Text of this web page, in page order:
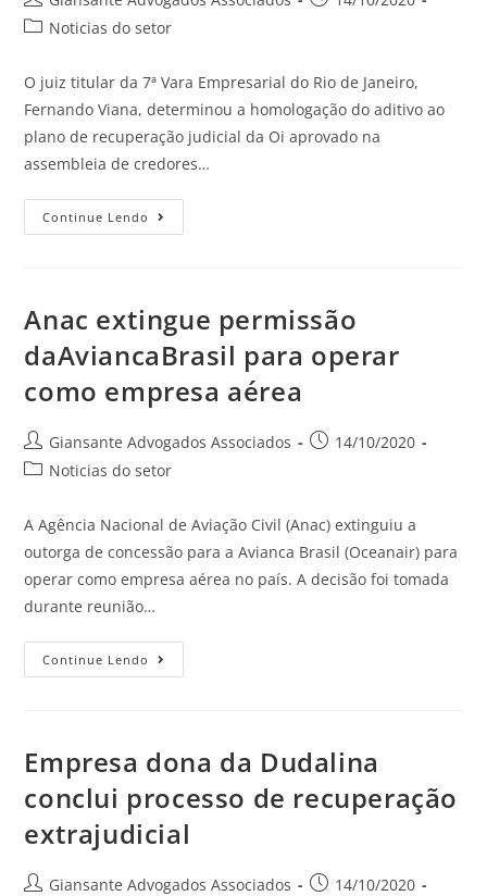
Noticias do setor
O juiz titular da 7ª Vara Empresarial do Rio de Janeiro,
Fernando Viana, determinou a homologação do aditivo ao
plano de recuperação judicial da Oi aprovado na
assembleia de credores…
Continue Lendo
Anac extingue permissão
daAviancaBrasil para operar
como empresa aérea
Giansante Advogados Associados
14/10/2020
Noticias do setor
A Agência Nacional de Aviação Civil (Anac) extinguiu a
outorga de concessão para a Avianca Brasil (Oceanair) para
operar como empresa aérea no país. A decisão foi tomada
durante reunião…
Continue Lendo
Empresa dona da Dudalina
conclui processo de recuperação
extrajudicial
Giansante Advogados Associados
14/10/2020